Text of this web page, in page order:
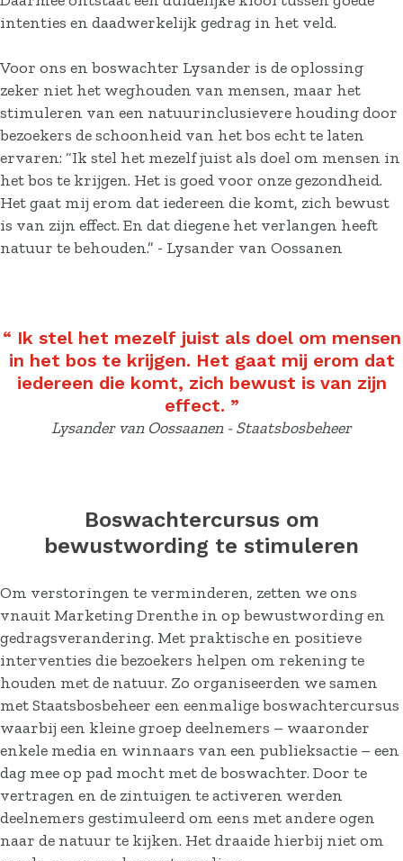
intenties en daadwerkelijk gedrag in het veld.
Voor ons en boswachter Lysander is de oplossing
zeker niet het weghouden van mensen, maar het
stimuleren van een natuurinclusievere houding door
bezoekers de schoonheid van het bos echt te laten
ervaren: “Ik stel het mezelf juist als doel om mensen in
het bos te krijgen. Het is goed voor onze gezondheid.
Het gaat mij erom dat iedereen die komt, zich bewust
is van zijn effect. En dat diegene het verlangen heeft
natuur te behouden.” - Lysander van Oossanen
“ Ik stel het mezelf juist als doel om mensen
in het bos te krijgen. Het gaat mij erom dat
iedereen die komt, zich bewust is van zijn
effect. ”
Lysander van Oossaanen - Staatsbosbeheer
Boswachtercursus om
bewustwording te stimuleren
Om verstoringen te verminderen, zetten we ons
vnauit Marketing Drenthe in op bewustwording en
gedragsverandering. Met praktische en positieve
interventies die bezoekers helpen om rekening te
houden met de natuur. Zo organiseerden we samen
met Staatsbosbeheer een eenmalige boswachtercursus
waarbij een kleine groep deelnemers – waaronder
enkele media en winnaars van een publieksactie – een
dag mee op pad mocht met de boswachter. Door te
vertragen en de zintuigen te activeren werden
deelnemers gestimuleerd om eens met andere ogen
naar de natuur te kijken. Het draaide hierbij niet om